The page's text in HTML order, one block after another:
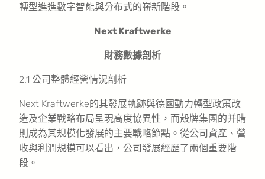
轉型進進數字智能與分布式的嶄新階段。
Next Kraftwerke
財務數據剖析
2.1 公司整體經營情況剖析
Next Kraftwerke的其發展軌跡與德國動力轉型政策改
造及企業戰略布局呈現高度協異性，而殼牌集團的并購
則成為其規模化發展的主要戰略節點。從公司資產、營
收與利潤規模可以看出，公司發展經歷了兩個重要階
段。